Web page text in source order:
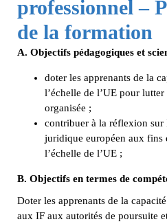
professionnel –
de la formation
A. Objectifs pédagogiques et
doter les apprenants de la
l’échelle de l’UE pour
organisée ;
contribuer à la réflexion sur
juridique européen aux fins
l’échelle de l’UE ;
B. Objectifs en termes de
Doter les apprenants de la
aux IF aux autorités de poursuite